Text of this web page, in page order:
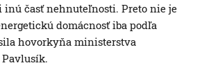
inú časť nehnuteľnosti. Preto nie je
domácnosť iba podľa
hovorkyňa ministerstva